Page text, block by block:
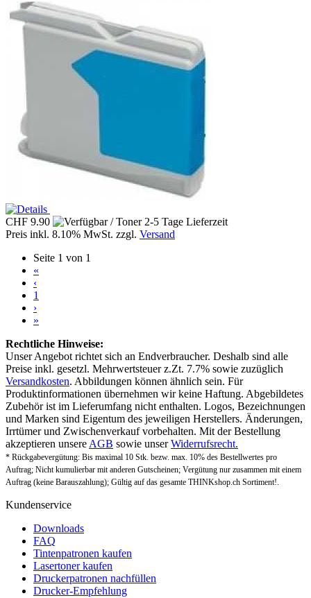
CHF 9.90
Preis inkl. 8.10% MwSt. zzgl. Versand
Seite 1 von 1
«
‹
1
›
»
Rechtliche Hinweise:
Unser Angebot richtet sich an Endverbraucher. Deshalb sind alle
Preise inkl. gesetzl. Mehrwertsteuer z.Zt. 7.7% sowie zuzüglich
Versandkosten. Abbildungen können ähnlich sein. Für
Produktinformationen übernehmen wir keine Haftung. Abgebildetes
Zubehör ist im Lieferumfang nicht enthalten. Logos, Bezeichnungen
und Marken sind Eigentum des jeweiligen Herstellers. Änderungen,
Irrtümer und Zwischenverkauf vorbehalten. Mit der Bestellung
akzeptieren unsereAGB sowie unserWiderrufsrecht.
* Rückgabevergütung: Bis maximal 10 Stk. bezw. max. 10% des Bestellwertes pro
Auftrag; Nicht kumulierbar mit anderen Gutscheinen; Vergütung nur zusammen mit einem
Auftrag (keine Barauszahlung); Gültig auf das gesamte THINKshop.ch Sortiment!.
Kundenservice
Downloads
FAQ
Tintenpatronen kaufen
Lasertoner kaufen
Druckerpatronen nachfüllen
Drucker-Empfehlung